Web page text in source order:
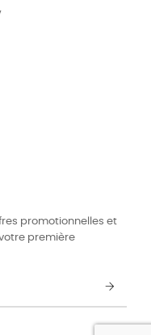
promotionnelles et
première